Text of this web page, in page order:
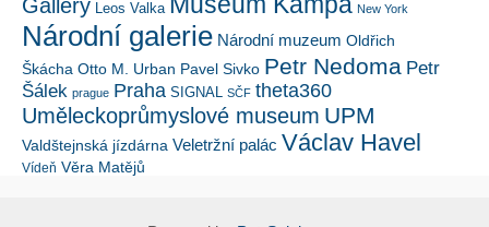
Gallery Leos Valka New York
Národní galerie Národní muzeum Oldřich
Škácha Otto M. Urban Pavel Sivko Petr Nedoma Petr
Šálek prague Praha SIGNAL SČF theta360
Uměleckoprůmyslové museum UPM
Valdštejnská jízdárna Veletržní palác Václav Havel
Vídeň Věra Matějů